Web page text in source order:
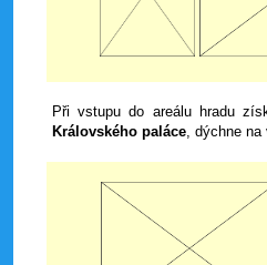
Při vstupu do areálu hradu
Královského paláce, dýchne